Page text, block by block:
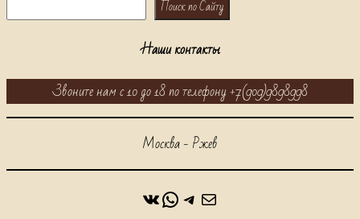
Поиск по Сайту
Наши контакты
Звоните нам с 10 до 18 по телефону +7(909)9898998
Москва - Ржев
ВКонтакте
WhatsApp
https://t.me/alabaidog
Почта